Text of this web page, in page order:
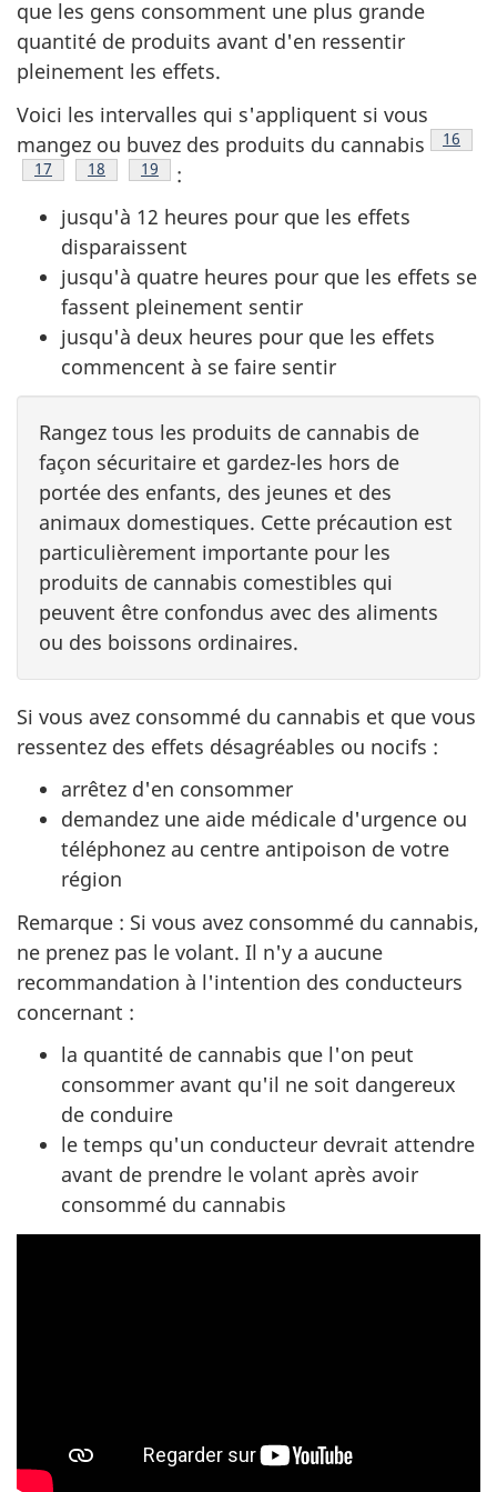
que les gens consomment une plus grande
quantité de produits avant d'en ressentir
pleinement les effets.
Voici les intervalles qui s'appliquent si vous
mangez ou buvez des produits du cannabis
Note
16
Note de bas de page
17 Note de bas de page
18 Note de bas de page
19
:
jusqu'à 12 heures pour que les effets
disparaissent
jusqu'à quatre heures pour que les effets se
fassent pleinement sentir
jusqu'à deux heures pour que les effets
commencent à se faire sentir
Rangez tous les produits de cannabis de
façon sécuritaire et gardez-les hors de
portée des enfants, des jeunes et des
animaux domestiques. Cette précaution est
particulièrement importante pour les
produits de cannabis comestibles qui
peuvent être confondus avec des aliments
ou des boissons ordinaires.
Si vous avez consommé du cannabis et que vous
ressentez des effets désagréables ou nocifs :
arrêtez d'en consommer
demandez une aide médicale d'urgence ou
téléphonez au centre antipoison de votre
région
Remarque : Si vous avez consommé du cannabis,
ne prenez pas le volant. Il n'y a aucune
recommandation à l'intention des conducteurs
concernant :
la quantité de cannabis que l'on peut
consommer avant qu'il ne soit dangereux
de conduire
le temps qu'un conducteur devrait attendre
avant de prendre le volant après avoir
consommé du cannabis